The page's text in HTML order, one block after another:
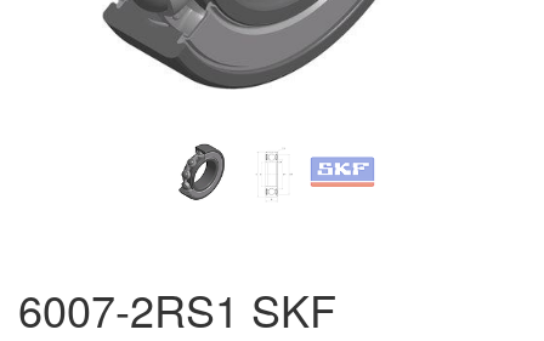
6007-2RS1 SKF